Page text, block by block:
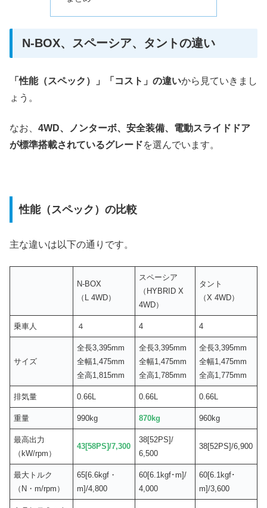
N-BOX、スペーシア、タントの違い
「性能（スペック）」「コスト」の違いから見ていきまし
ょう。
なお、 4WD、ノンターボ、安全装備、電動スライドドア
が標準搭載されているグレードを選んでいます。
性能（スペック）の比較
主な違いは以下の通りです。
N-BOX
（L 4WD）
スペーシア
（HYBRID X
4WD）
タント
（X 4WD）
乗車人 ４ 4 4
サイズ
全長3,395mm
全幅1,475mm
全高1,815mm
全長3,395mm
全幅1,475mm
全高1,785mm
全長3,395mm
全幅1,475mm
全高1,775mm
排気量 0.66L 0.66L 0.66L
重量 990kg 870kg 960kg
最高出力
（kW/rpm）
43[58PS]/7,300
38[52PS]/
6,500
38[52PS]/6,900
最大トルク
（N・m/rpm）
65[6.6kgf・
m]/4,800
60[6.1kgf･m]/
4,000
60[6.1kgf･
m]/3,600